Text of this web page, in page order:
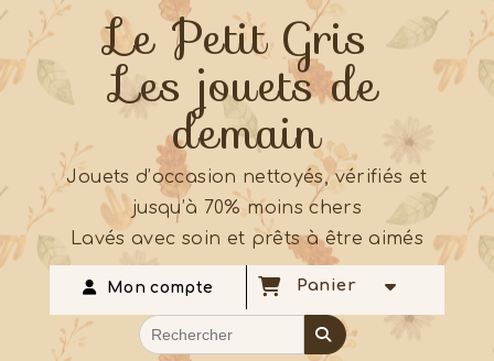
Le Petit Gris
Les jouets de
demain
Jouets d’occasion nettoyés, vérifiés et
jusqu’à 70% moins chers
Lavés avec soin et prêts à être aimés
Mon compte Panier